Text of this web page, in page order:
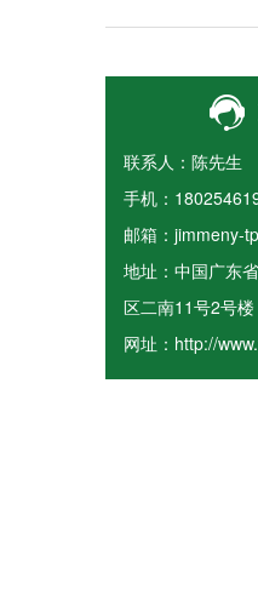
联系人：陈先生
手机：
邮箱：jimmeny-
地址：中国广东
区二南11号2号楼
网址：http://